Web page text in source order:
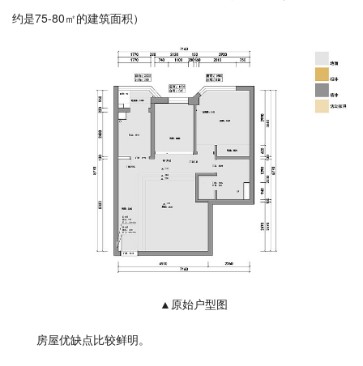
约是75-80㎡的建筑面积）
▲原始户型图
房屋优缺点比较鲜明。